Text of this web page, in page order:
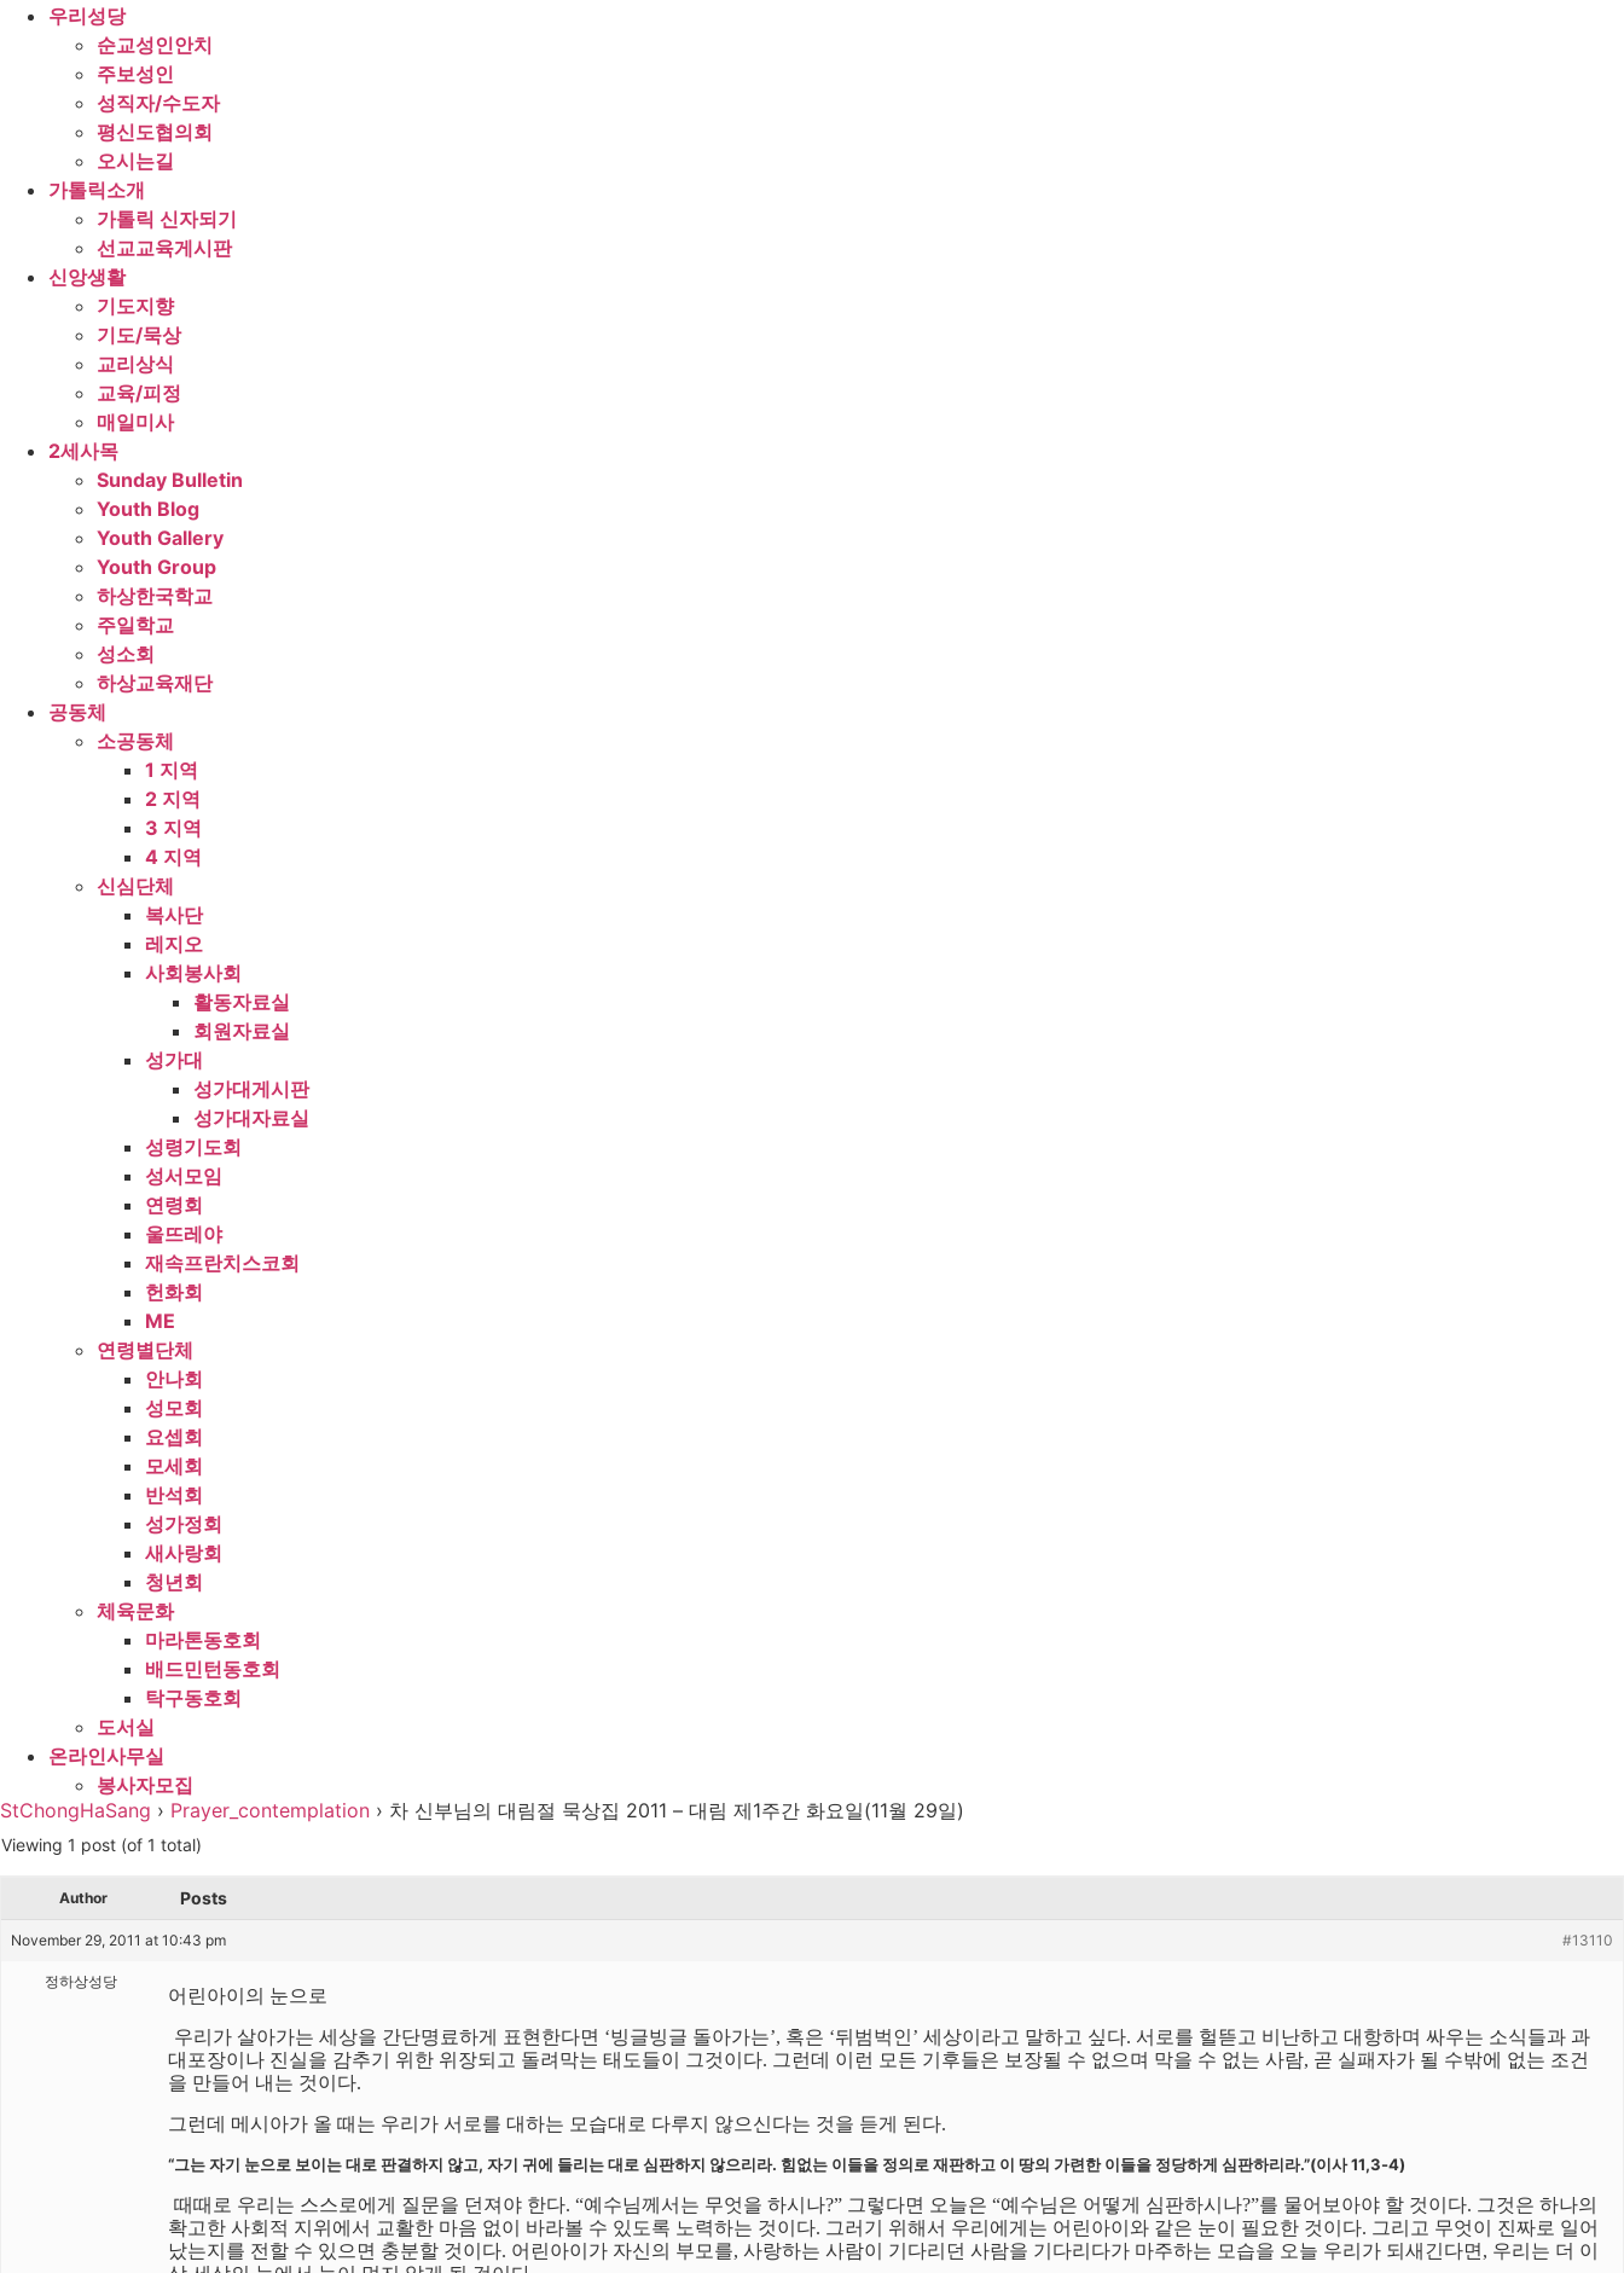
우리성당
순교성인안치
주보성인
성직자/수도자
평신도협의회
오시는길
가톨릭소개
가톨릭 신자되기
선교교육게시판
신앙생활
기도지향
기도/묵상
교리상식
교육/피정
매일미사
2세사목
Sunday Bulletin
Youth Blog
Youth Gallery
Youth Group
하상한국학교
주일학교
성소회
하상교육재단
공동체
소공동체
1 지역
2 지역
3 지역
4 지역
신심단체
복사단
레지오
사회봉사회
활동자료실
회원자료실
성가대
성가대게시판
성가대자료실
성령기도회
성서모임
연령회
울뜨레야
재속프란치스코회
헌화회
ME
연령별단체
안나회
성모회
요셉회
모세회
반석회
성가정회
새사랑회
청년회
체육문화
마라톤동호회
배드민턴동호회
탁구동호회
도서실
온라인사무실
봉사자모집
StChongHaSang › Prayer_contemplation › 차 신부님의 대림절 묵상집 2011 – 대림 제1주간 화요일(11월 29일)
Viewing 1 post (of 1 total)
Author Posts
November 29, 2011 at 10:43 pm #13110
정하상성당
어린아이의 눈으로
우리가 살아가는 세상을 간단명료하게 표현한다면 ‘빙글빙글 돌아가는’, 혹은 ‘뒤범벅인’ 세상이라고 말하고 싶다. 서로를 헐뜯고 비난하고 대항하며 싸우는 소식들과 과
대포장이나 진실을 감추기 위한 위장되고 돌려막는 태도들이 그것이다. 그런데 이런 모든 기후들은 보장될 수 없으며 막을 수 없는 사람, 곧 실패자가 될 수밖에 없는 조건
을 만들어 내는 것이다.
그런데 메시아가 올 때는 우리가 서로를 대하는 모습대로 다루지 않으신다는 것을 듣게 된다.
“그는 자기 눈으로 보이는 대로 판결하지 않고, 자기 귀에 들리는 대로 심판하지 않으리라. 힘없는 이들을 정의로 재판하고 이 땅의 가련한 이들을 정당하게 심판하리라.”(이사 11,3-4)
때때로 우리는 스스로에게 질문을 던져야 한다. “예수님께서는 무엇을 하시나?” 그렇다면 오늘은 “예수님은 어떻게 심판하시나?”를 물어보아야 할 것이다. 그것은 하나의
확고한 사회적 지위에서 교활한 마음 없이 바라볼 수 있도록 노력하는 것이다. 그러기 위해서 우리에게는 어린아이와 같은 눈이 필요한 것이다. 그리고 무엇이 진짜로 일어
났는지를 전할 수 있으면 충분할 것이다. 어린아이가 자신의 부모를, 사랑하는 사람이 기다리던 사람을 기다리다가 마주하는 모습을 오늘 우리가 되새긴다면, 우리는 더 이